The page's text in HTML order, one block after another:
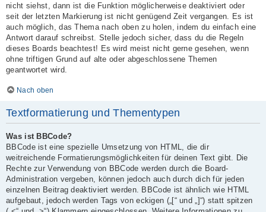
nicht siehst, dann ist die Funktion möglicherweise deaktiviert oder
seit der letzten Markierung ist nicht genügend Zeit vergangen. Es ist
auch möglich, das Thema nach oben zu holen, indem du einfach eine
Antwort darauf schreibst. Stelle jedoch sicher, dass du die Regeln
dieses Boards beachtest! Es wird meist nicht gerne gesehen, wenn
ohne triftigen Grund auf alte oder abgeschlossene Themen
geantwortet wird.
Nach oben
Textformatierung und Thementypen
Was ist BBCode?
BBCode ist eine spezielle Umsetzung von HTML, die dir
weitreichende Formatierungsmöglichkeiten für deinen Text gibt. Die
Rechte zur Verwendung von BBCode werden durch die Board-
Administration vergeben, können jedoch auch durch dich für jeden
einzelnen Beitrag deaktiviert werden. BBCode ist ähnlich wie HTML
aufgebaut, jedoch werden Tags von eckigen („[“ und „]“) statt spitzen